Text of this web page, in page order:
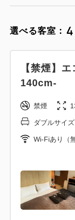
選べる客室： 4
【禁煙】
140cm-
禁煙
ダブルサイ
Wi-Fiあり（